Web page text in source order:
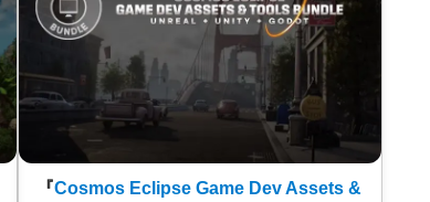
『Cosmos Eclipse Game Dev Assets &